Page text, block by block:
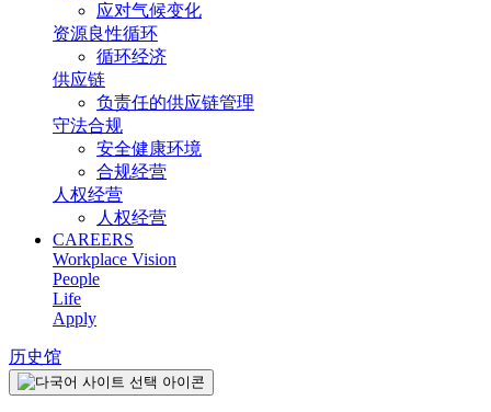
应对气候变化
资源良性循环
循环经济
供应链
负责任的供应链管理
守法合规
安全健康环境
合规经营
人权经营
人权经营
CAREERS
Workplace Vision
People
Life
Apply
历史馆